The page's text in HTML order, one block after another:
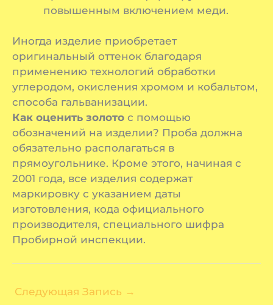
повышенным включением меди.
Иногда изделие приобретает
оригинальный оттенок благодаря
применению технологий обработки
углеродом, окисления хромом и кобальтом,
способа гальванизации.
Как оценить золото с помощью
обозначений на изделии? Проба должна
обязательно располагаться в
прямоугольнике. Кроме этого, начиная с
2001 года, все изделия содержат
маркировку с указанием даты
изготовления, кода официального
производителя, специального шифра
Пробирной инспекции.
Следующая Запись →